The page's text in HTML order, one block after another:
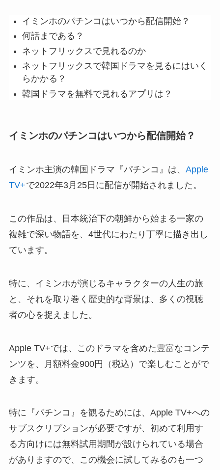
イミンホのパチンコはいつから配信開始？
何話まである？
ネットフリックスで見れるのか
ネットフリックスで韓国ドラマを見るにはいく
らかかる？
韓国ドラマを無料で見れるアプリは？
イミンホのパチンコはいつから配信開始？
イミンホ主演の韓国ドラマ『パチンコ』は、 Apple
TV+で2022年3月25日に配信が開始されました。
この作品は、日本統治下の朝鮮から始まる一家の
複雑で深い物語を、4世代にわたり丁寧に描き出し
ています。
特に、イミンホが演じるキャラクターの人生の旅
と、それを取り巻く歴史的な背景は、多くの視聴
者の心を捉えました。
Apple TV+では、このドラマを含めた豊富なコンテ
ンツを、月額料金900円（税込）で楽しむことがで
きます。
特に『パチンコ』を観るためには、Apple TV+への
サブスクリプションが必要ですが、 初めて利用す
る方向けには無料試用期間が設けられている場合
がありますので、この機会に試してみるのも一つ